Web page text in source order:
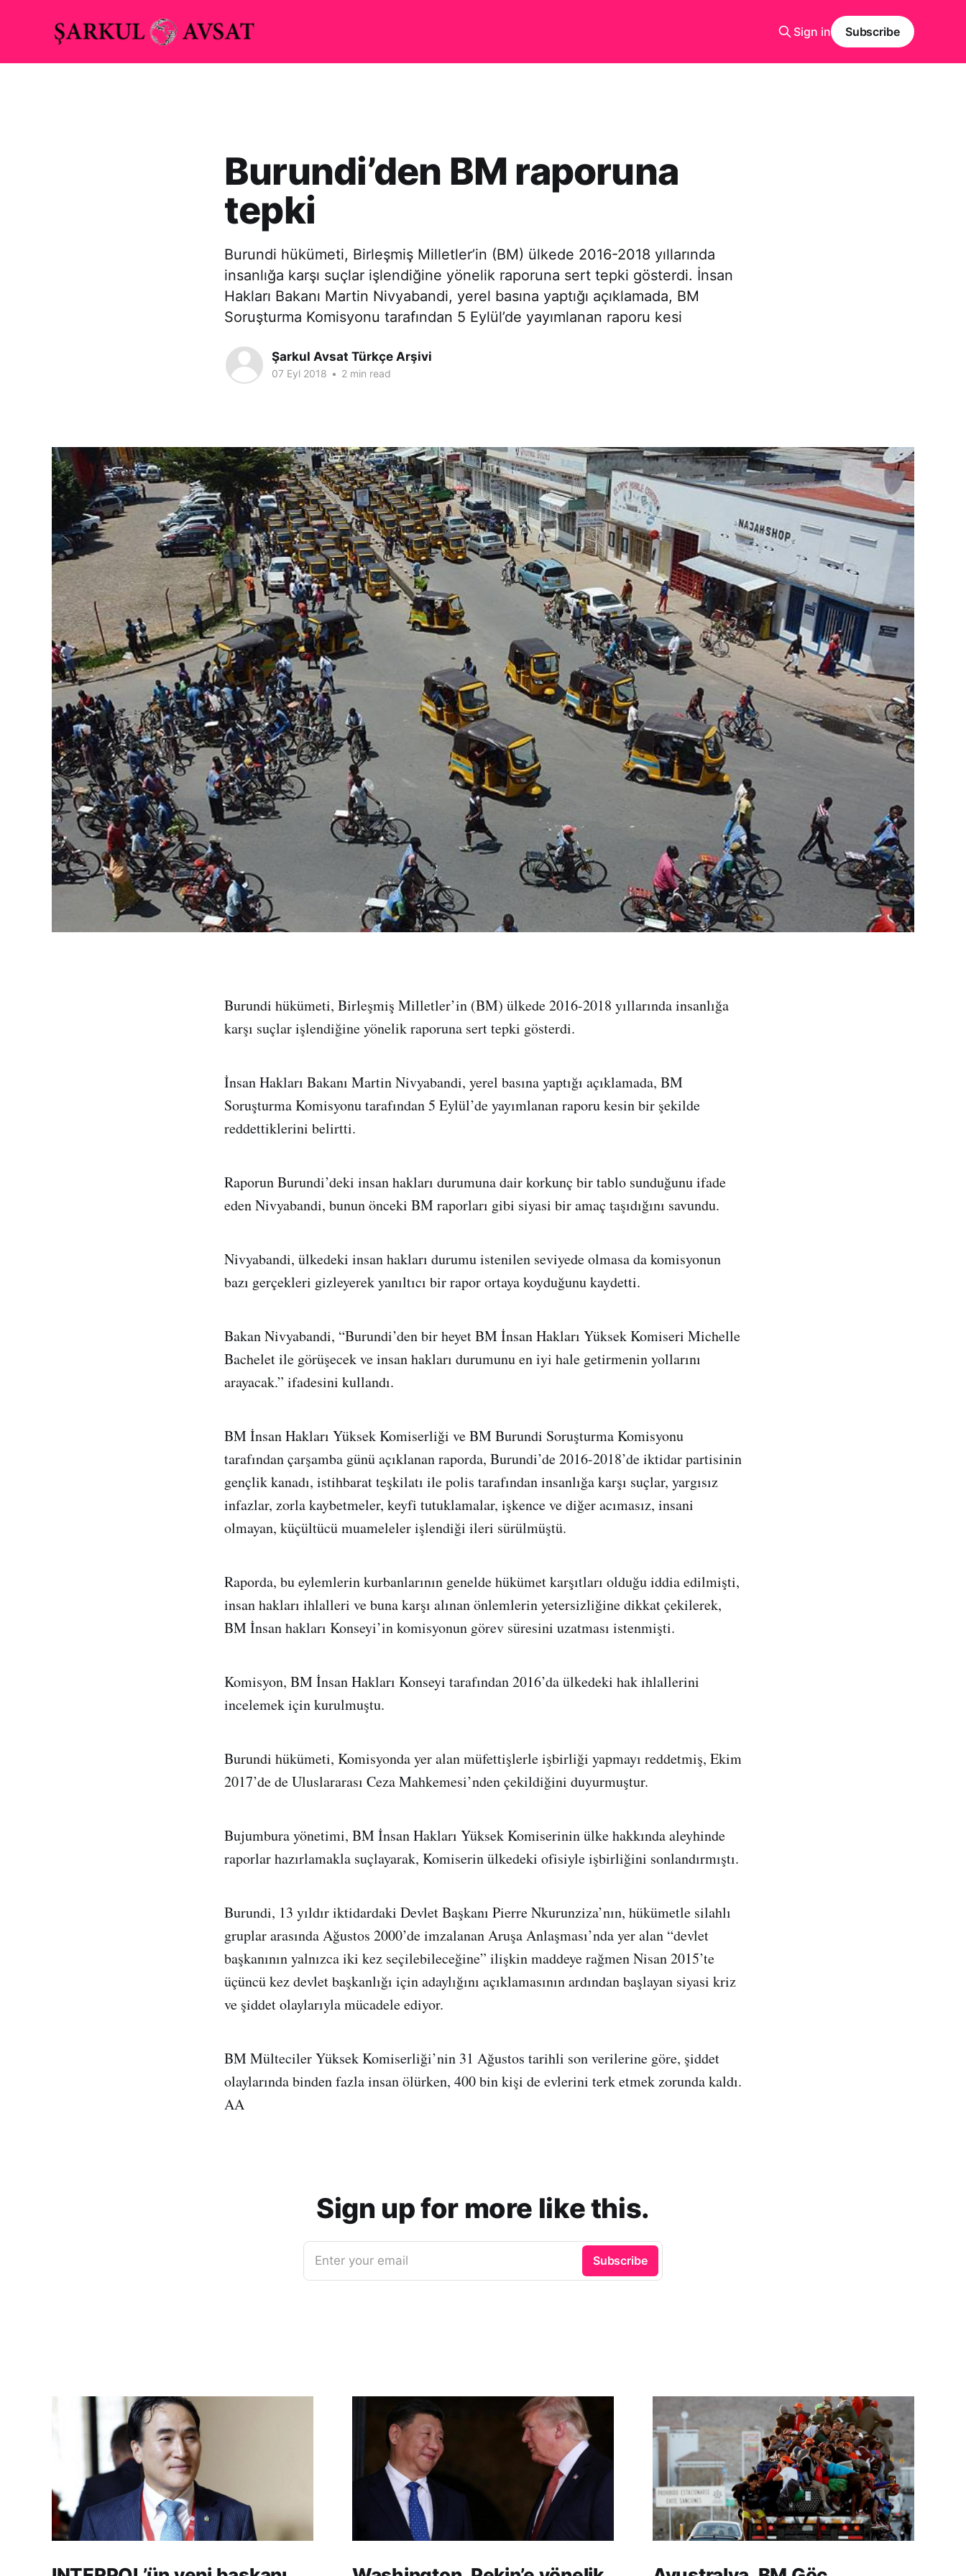
Sign in Subscribe
Burundi’den BM raporuna
tepki
Burundi hükümeti, Birleşmiş Milletler’in (BM) ülkede 2016-2018 yıllarında
insanlığa karşı suçlar işlendiğine yönelik raporuna sert tepki gösterdi. İnsan
Hakları Bakanı Martin Nivyabandi, yerel basına yaptığı açıklamada, BM
Soruşturma Komisyonu tarafından 5 Eylül’de yayımlanan raporu kesi
Şarkul Avsat Türkçe Arşivi
07 Eyl 2018 • 2 min read
Burundi hükümeti, Birleşmiş Milletler’in (BM) ülkede 2016-2018 yıllarında insanlığa
karşı suçlar işlendiğine yönelik raporuna sert tepki gösterdi.
İnsan Hakları Bakanı Martin Nivyabandi, yerel basına yaptığı açıklamada, BM
Soruşturma Komisyonu tarafından 5 Eylül’de yayımlanan raporu kesin bir şekilde
reddettiklerini belirtti.
Raporun Burundi’deki insan hakları durumuna dair korkunç bir tablo sunduğunu ifade
eden Nivyabandi, bunun önceki BM raporları gibi siyasi bir amaç taşıdığını savundu.
Nivyabandi, ülkedeki insan hakları durumu istenilen seviyede olmasa da komisyonun
bazı gerçekleri gizleyerek yanıltıcı bir rapor ortaya koyduğunu kaydetti.
Bakan Nivyabandi, “Burundi’den bir heyet BM İnsan Hakları Yüksek Komiseri Michelle
Bachelet ile görüşecek ve insan hakları durumunu en iyi hale getirmenin yollarını
arayacak.” ifadesini kullandı.
BM İnsan Hakları Yüksek Komiserliği ve BM Burundi Soruşturma Komisyonu
tarafından çarşamba günü açıklanan raporda, Burundi’de 2016-2018’de iktidar partisinin
gençlik kanadı, istihbarat teşkilatı ile polis tarafından insanlığa karşı suçlar, yargısız
infazlar, zorla kaybetmeler, keyfi tutuklamalar, işkence ve diğer acımasız, insani
olmayan, küçültücü muameleler işlendiği ileri sürülmüştü.
Raporda, bu eylemlerin kurbanlarının genelde hükümet karşıtları olduğu iddia edilmişti,
insan hakları ihlalleri ve buna karşı alınan önlemlerin yetersizliğine dikkat çekilerek,
BM İnsan hakları Konseyi’in komisyonun görev süresini uzatması istenmişti.
Komisyon, BM İnsan Hakları Konseyi tarafından 2016’da ülkedeki hak ihlallerini
incelemek için kurulmuştu.
Burundi hükümeti, Komisyonda yer alan müfettişlerle işbirliği yapmayı reddetmiş, Ekim
2017’de de Uluslararası Ceza Mahkemesi’nden çekildiğini duyurmuştur.
Bujumbura yönetimi, BM İnsan Hakları Yüksek Komiserinin ülke hakkında aleyhinde
raporlar hazırlamakla suçlayarak, Komiserin ülkedeki ofisiyle işbirliğini sonlandırmıştı.
Burundi, 13 yıldır iktidardaki Devlet Başkanı Pierre Nkurunziza’nın, hükümetle silahlı
gruplar arasında Ağustos 2000’de imzalanan Aruşa Anlaşması’nda yer alan “devlet
başkanının yalnızca iki kez seçilebileceğine” ilişkin maddeye rağmen Nisan 2015’te
üçüncü kez devlet başkanlığı için adaylığını açıklamasının ardından başlayan siyasi kriz
ve şiddet olaylarıyla mücadele ediyor.
BM Mülteciler Yüksek Komiserliği’nin 31 Ağustos tarihli son verilerine göre, şiddet
olaylarında binden fazla insan ölürken, 400 bin kişi de evlerini terk etmek zorunda kaldı.
AA
Sign up for more like this.
Enter your email Subscribe